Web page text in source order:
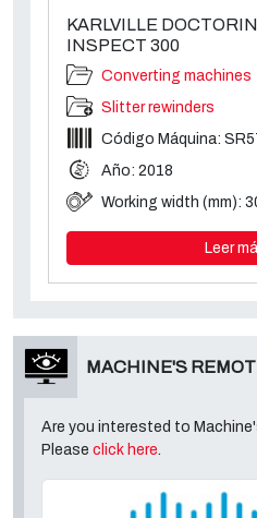
KARLVILLE
INSPECT 300
Converting machines
Slitter rewinders
Código Máquina:
Año: 2018
Working width (mm):
Leer
MACHINE'S
Are you interested to
Please click here.